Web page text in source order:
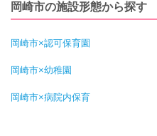
岡崎市の施設形態から探す
岡崎市×認可保育園
岡崎市×幼稚園
岡崎市×病院内保育